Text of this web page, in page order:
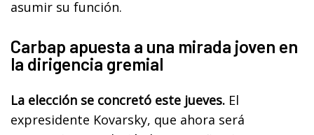
asumir su función.
Carbap apuesta a una mirada joven en
la dirigencia gremial
La elección se concretó este jueves. El
expresidente Kovarsky, que ahora será